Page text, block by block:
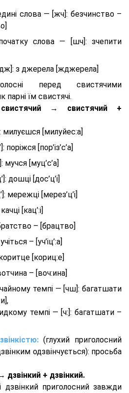
слова — [жч]: безчинство –
слова — [шч]: зчепити
з джерела [жджерела]
перед свистячими
їм свистячі.
→ свистячий +
милуєшся [милуйес:а]
поріжся [пор’із’с’а]
мучся [муц’с’а]
дошці [дос’ц’і]
мережці [мерез’ц’і]
[кац’:і]
– [брaцтво]
– [уч’іц’:a]
[кориц:е]
– [вoч:ина]
темпі — [чш]: багатшати
темпі — [ч:]: багатшати –
(глухий приголосний
одзвінчується): просьба
дзвінкий + дзвінкий.
дзвінкий приголосний завжди